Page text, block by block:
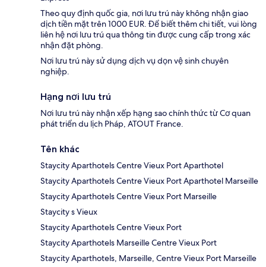
Theo quy định quốc gia, nơi lưu trú này không nhận giao
dịch tiền mặt trên 1000 EUR. Để biết thêm chi tiết, vui lòng
liên hệ nơi lưu trú qua thông tin được cung cấp trong xác
nhận đặt phòng.
Nơi lưu trú này sử dụng dịch vụ dọn vệ sinh chuyên
nghiệp.
Hạng nơi lưu trú
Nơi lưu trú này nhận xếp hạng sao chính thức từ Cơ quan
phát triển du lịch Pháp, ATOUT France.
Tên khác
Staycity Aparthotels Centre Vieux Port Aparthotel
Staycity Aparthotels Centre Vieux Port Aparthotel Marseille
Staycity Aparthotels Centre Vieux Port Marseille
Staycity s Vieux
Staycity Aparthotels Centre Vieux Port
Staycity Aparthotels Marseille Centre Vieux Port
Staycity Aparthotels, Marseille, Centre Vieux Port Marseille